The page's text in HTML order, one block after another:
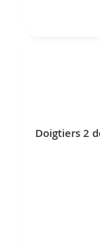
Doigtiers 2